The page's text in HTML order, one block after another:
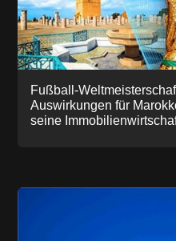
Fußball-
Auswirkungen für
seine